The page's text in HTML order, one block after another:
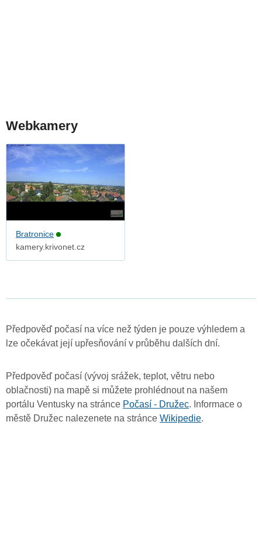
Webkamery
Bratronice
kamery.krivonet.cz
Předpověď počasí na více než týden je pouze výhledem a
lze očekávat její upřesňování v průběhu dalších dní.
Předpověď počasí (vývoj srážek, teplot, větru nebo
oblačnosti) na mapě si můžete prohlédnout na našem
portálu Ventusky na stránce Počasí - Družec. Informace o
městě Družec nalezenete na stránce Wikipedie.